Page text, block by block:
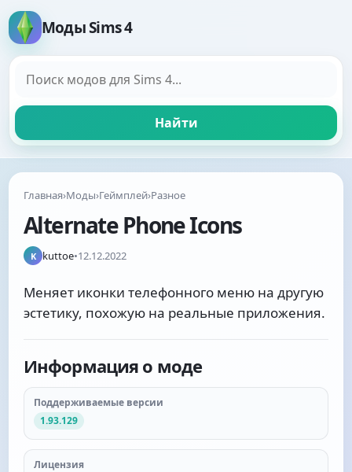
Моды Sims 4
Найти
Главная›Моды›Геймплей›Разное
Alternate Phone Icons
K kuttoe•12.12.2022
Меняет иконки телефонного меню на другую
эстетику, похожую на реальные приложения.
Информация о моде
Поддерживаемые версии
1.93.129
Лицензия